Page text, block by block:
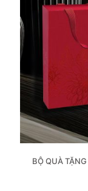
BỘ QUÀ